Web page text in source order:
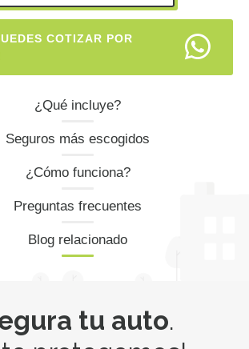
COTIZAR POR
¿Qué incluye?
Seguros más escogidos
¿Cómo funciona?
Preguntas frecuentes
Blog relacionado
tu auto.